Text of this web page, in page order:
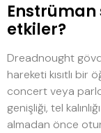
Enstrüman
etkiler?
Dreadnought
hareketi kısıtlı bir
concert veya
genişliği, tel
almadan önce